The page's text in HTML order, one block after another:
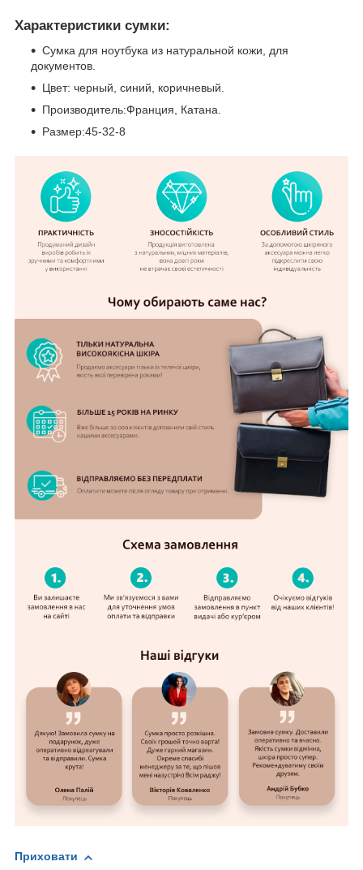
Характеристики сумки:
Сумка для ноутбука из натуральной кожи, для
документов.
Цвет: черный, синий, коричневый.
Производитель:Франция, Катана.
Размер:45-32-8
Приховати